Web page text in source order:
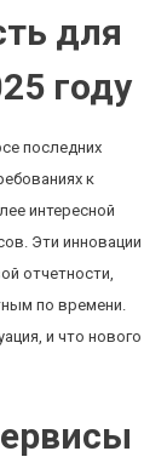
для
году
последних
к
интересной
Эти инновации
отчетности,
по времени.
и что нового